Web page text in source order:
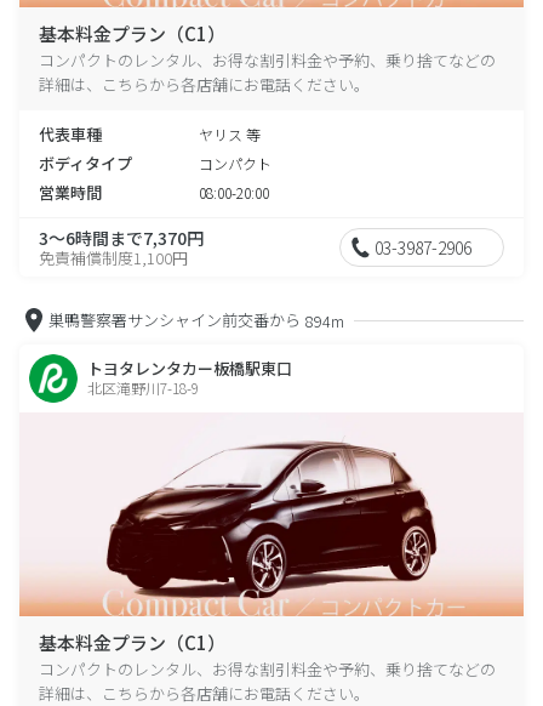
基本料金プラン（C1）
コンパクトのレンタル、お得な割引料金や予約、乗り捨てなどの
詳細は、こちらから各店舗にお電話ください。
代表車種 ヤリス 等
ボディタイプ コンパクト
営業時間 08:00-20:00
3～6時間まで7,370円
免責補償制度1,100円 03-3987-2906
巣鴨警察署サンシャイン前交番から 894m
トヨタレンタカー板橋駅東口
北区滝野川7-18-9
基本料金プラン（C1）
コンパクトのレンタル、お得な割引料金や予約、乗り捨てなどの
詳細は、こちらから各店舗にお電話ください。